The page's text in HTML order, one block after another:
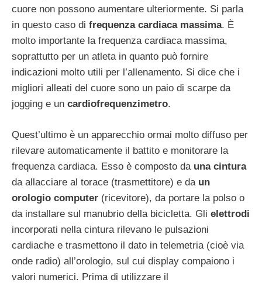
cuore non possono aumentare ulteriormente. Si parla
in questo caso di frequenza cardiaca massima. È
molto importante la frequenza cardiaca massima,
soprattutto per un atleta in quanto può fornire
indicazioni molto utili per l’allenamento. Si dice che i
migliori alleati del cuore sono un paio di scarpe da
jogging e un cardiofrequenzimetro.
Quest’ultimo è un apparecchio ormai molto diffuso per
rilevare automaticamente il battito e monitorare la
frequenza cardiaca. Esso è composto da una cintura
da allacciare al torace (trasmettitore) e da un
orologio computer (ricevitore), da portare la polso o
da installare sul manubrio della bicicletta. Gli elettrodi
incorporati nella cintura rilevano le pulsazioni
cardiache e trasmettono il dato in telemetria (cioè via
onde radio) all’orologio, sul cui display compaiono i
valori numerici. Prima di utilizzare il